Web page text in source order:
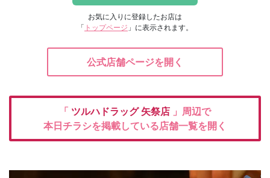
お気に入りに登録したお店は
「 トップページ 」に表示されます。
公式店舗ページを開く
「 ツルハドラッグ 矢祭店 」周辺で
本日チラシを掲載している店舗一覧を開く